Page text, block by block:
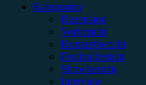
Kategorien
Rezension
Vorbericht
Konzertbericht
Festivalbericht
Showbericht
Interview